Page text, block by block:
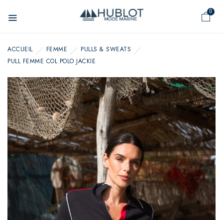
0
ACCUEIL FEMME
PULLS & SWEATS
PULL FEMME COL POLO JACKIE
Panneau de gestion des cookies